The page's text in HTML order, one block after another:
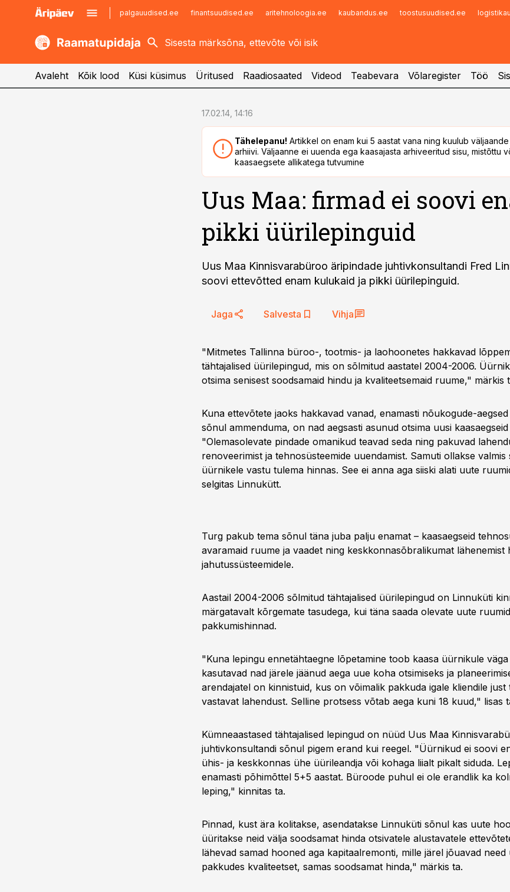
palgauudised.ee finantsuudised.ee aritehnoloogia.ee kaubandus.ee toostusuudised.ee
kaubandus.ee
kinnisvarauudised.ee
imelineajalugu.ee
Infopank
Avaleht Kõik lood Küsi küsimus Üritused Raadiosaated Videod Teabevara Võlaregister Töö
17.02.14, 14:16
Tähelepanu! Artikkel on enam kui 5 aastat vana ning kuulub
arhiivi. Väljaanne ei uuenda ega kaasajasta arhiveeritud sisu, mistõttu
kaasaegsete allikatega tutvumine
Uus Maa: firmad ei soovi
pikki üürilepinguid
Uus Maa Kinnisvarabüroo äripindade juhtivkonsultandi Fred
soovi ettevõtted enam kulukaid ja pikki üürilepinguid.
Jaga Salvesta Vihja
"Mitmetes Tallinna büroo-, tootmis- ja laohoonetes hakkavad
tähtajalised üürilepingud, mis on sõlmitud aastatel 2004-2006.
otsima senisest soodsamaid hindu ja kvaliteetsemaid ruume," märkis
Kuna ettevõtete jaoks hakkavad vanad, enamasti nõukogude-
sõnul ammenduma, on nad aegsasti asunud otsima uusi
"Olemasolevate pindade omanikud teavad seda ning pakuvad
renoveerimist ja tehnosüsteemide uuendamist. Samuti ollakse valmis
üürnikele vastu tulema hinnas. See ei anna aga siiski alati uute
selgitas Linnukütt.
Turg pakub tema sõnul täna juba palju enamat – kaasaegseid
avaramaid ruume ja vaadet ning keskkonnasõbralikumat lähenemist
jahutussüsteemidele.
Aastail 2004-2006 sõlmitud tähtajalised üürilepingud on Linnuküti
märgatavalt kõrgemate tasudega, kui täna saada olevate uute
pakkumishinnad.
"Kuna lepingu ennetähtaegne lõpetamine toob kaasa üürnikule
kasutavad nad järele jäänud aega uue koha otsimiseks ja
arendajatel on kinnistuid, kus on võimalik pakkuda igale kliendile just
vastavat lahendust. Selline protsess võtab aega kuni 18 kuud," lisas
Kümneaastased tähtajalised lepingud on nüüd Uus Maa
juhtivkonsultandi sõnul pigem erand kui reegel. "Üürnikud ei soovi
ühis- ja keskkonnas ühe üürileandja või kohaga liialt pikalt siduda.
enamasti põhimõttel 5+5 aastat. Büroode puhul ei ole erandlik ka
leping," kinnitas ta.
Pinnad, kust ära kolitakse, asendatakse Linnuküti sõnul kas uute
üüritakse neid välja soodsamat hinda otsivatele alustavatele
lähevad samad hooned aga kapitaalremonti, mille järel jõuavad
pakkudes kvaliteetset, samas soodsamat hinda," märkis ta.